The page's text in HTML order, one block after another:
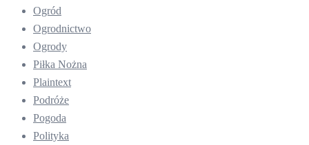
Ogród
Ogrodnictwo
Ogrody
Piłka Nożna
Plaintext
Podróże
Pogoda
Polityka